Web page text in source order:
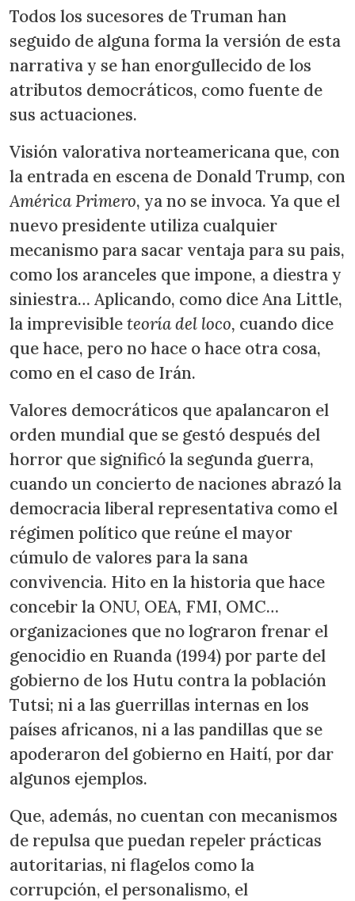
Todos los sucesores de Truman han
seguido de alguna forma la versión de esta
narrativa y se han enorgullecido de los
atributos democráticos, como fuente de
sus actuaciones.
Visión valorativa norteamericana que, con
la entrada en escena de Donald Trump, con
América Primero, ya no se invoca. Ya que el
nuevo presidente utiliza cualquier
mecanismo para sacar ventaja para su pais,
como los aranceles que impone, a diestra y
siniestra… Aplicando, como dice Ana Little,
la imprevisibleteoría del loco, cuando dice
que hace, pero no hace o hace otra cosa,
como en el caso de Irán.
Valores democráticos que apalancaron el
orden mundial que se gestó después del
horror que significó la segunda guerra,
cuando un concierto de naciones abrazó la
democracia liberal representativa como el
régimen político que reúne el mayor
cúmulo de valores para la sana
convivencia. Hito en la historia que hace
concebir la ONU, OEA, FMI, OMC…
organizaciones que no lograron frenar el
genocidio en Ruanda (1994) por parte del
gobierno de los Hutu contra la población
Tutsi; ni a las guerrillas internas en los
países africanos, ni a las pandillas que se
apoderaron del gobierno en Haití, por dar
algunos ejemplos.
Que, además, no cuentan con mecanismos
de repulsa que puedan repeler prácticas
autoritarias, ni flagelos como la
corrupción, el personalismo, el